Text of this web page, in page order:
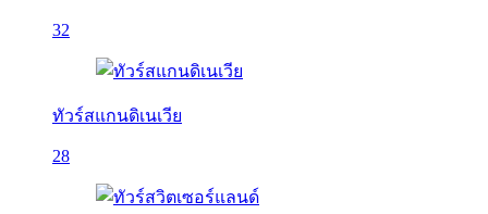
32
ทัวร์สแกนดิเนเวีย
28